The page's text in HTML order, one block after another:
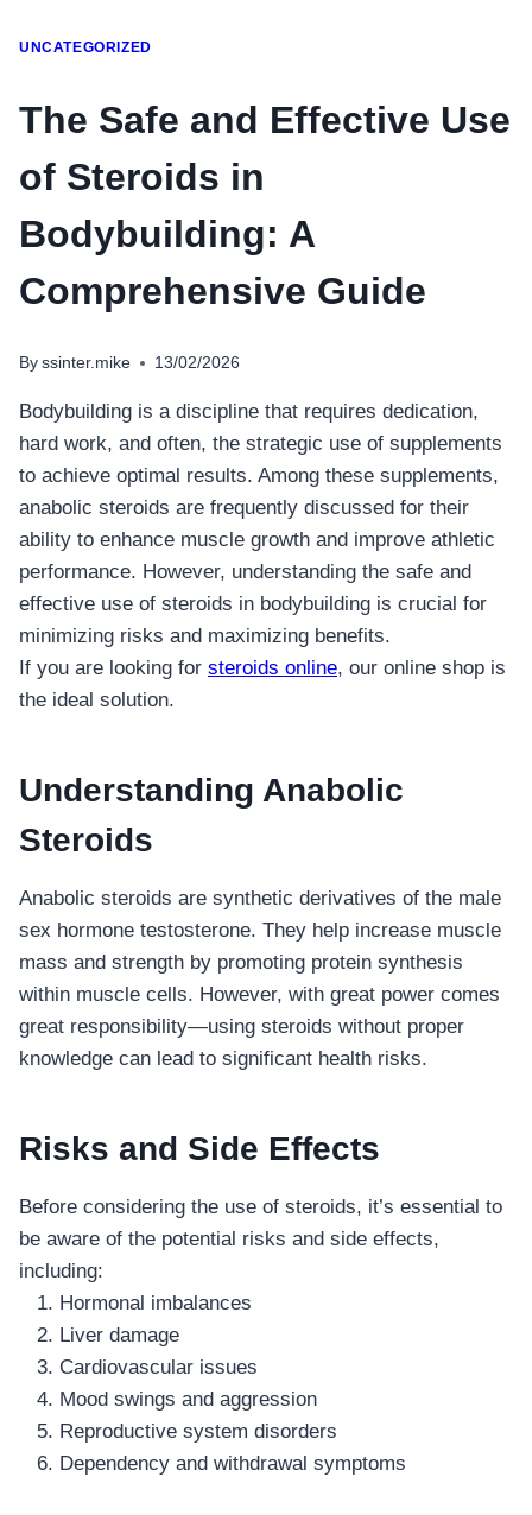
โทรศัพท์มือถือ
อุปกรณ์เสริมโทรศัพท์
สินค้าตามแบรนด์
UNCATEGORIZED
The Safe and Effective Use
of Steroids in
Bodybuilding: A
Comprehensive Guide
By ssinter.mike 13/02/2026
Bodybuilding is a discipline that requires dedication,
hard work, and often, the strategic use of supplements
to achieve optimal results. Among these supplements,
anabolic steroids are frequently discussed for their
ability to enhance muscle growth and improve athletic
performance. However, understanding the safe and
effective use of steroids in bodybuilding is crucial for
minimizing risks and maximizing benefits.
If you are looking for steroids online, our online shop is
the ideal solution.
Understanding Anabolic
Steroids
Anabolic steroids are synthetic derivatives of the male
sex hormone testosterone. They help increase muscle
mass and strength by promoting protein synthesis
within muscle cells. However, with great power comes
great responsibility—using steroids without proper
knowledge can lead to significant health risks.
Risks and Side Effects
Before considering the use of steroids, it’s essential to
be aware of the potential risks and side effects,
including:
Hormonal imbalances
Liver damage
Cardiovascular issues
Mood swings and aggression
Reproductive system disorders
Dependency and withdrawal symptoms